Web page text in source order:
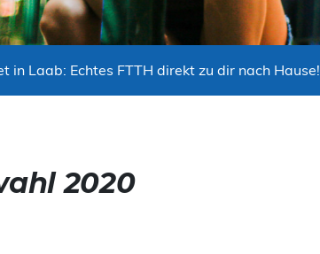
in Laab: Echtes FTTH direkt zu dir nach Hause!
2020